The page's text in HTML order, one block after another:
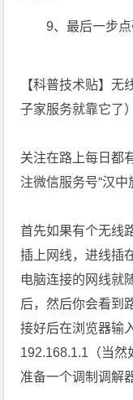
9、最后一步
【科普技术贴】
子家服务就靠它了）
关注在路上每日都
注微信服务号“汉中
首先如果有个无线
插上网线，进线插
电脑连接的网线就
后，然后你会看到
接好后在浏览器输
192.168.1.1（当然
准备一个调制调解